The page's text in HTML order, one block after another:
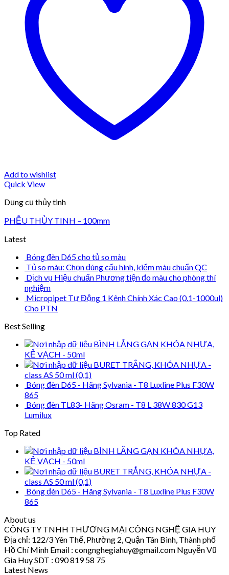
Add to wishlist
Quick View
Dụng cụ thủy tinh
PHỄU THỦY TINH – 100mm
Latest
Bóng đèn D65 cho tủ so màu
Tủ so màu: Chọn đúng cấu hình, kiểm màu chuẩn QC
Dịch vụ Hiệu chuẩn Phương tiện đo màu cho phòng thí
nghiệm
Micropipet Tự Động 1 Kênh Chính Xác Cao (0.1-1000ul)
Cho PTN
Best Selling
BÌNH LẮNG GẠN KHÓA NHỰA,
KẺ VẠCH - 50ml
BURET TRẮNG, KHÓA NHỰA -
class AS 50 ml (0,1)
Bóng đèn D65 - Hãng Sylvania - T8 Luxline Plus F30W
865
Bóng đèn TL83- Hãng Osram - T8 L 38W 830 G13
Lumilux
Top Rated
BÌNH LẮNG GẠN KHÓA NHỰA,
KẺ VẠCH - 50ml
BURET TRẮNG, KHÓA NHỰA -
class AS 50 ml (0,1)
Bóng đèn D65 - Hãng Sylvania - T8 Luxline Plus F30W
865
About us
CÔNG TY TNHH THƯƠNG MẠI CÔNG NGHỆ GIA HUY
Địa chỉ: 122/3 Yên Thế, Phường 2, Quận Tân Bình, Thành phố
Hồ Chí Minh Email : congnghegiahuy@gmail.com Nguyễn Vũ
Gia Huy SDT : 090 819 58 75
Latest News